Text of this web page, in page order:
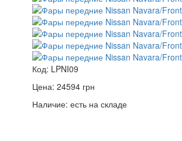
Код: LPNI09
Цена: 24594 грн
Наличие: есть на складе